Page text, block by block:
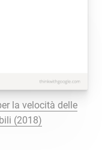
la velocità delle
(2018)